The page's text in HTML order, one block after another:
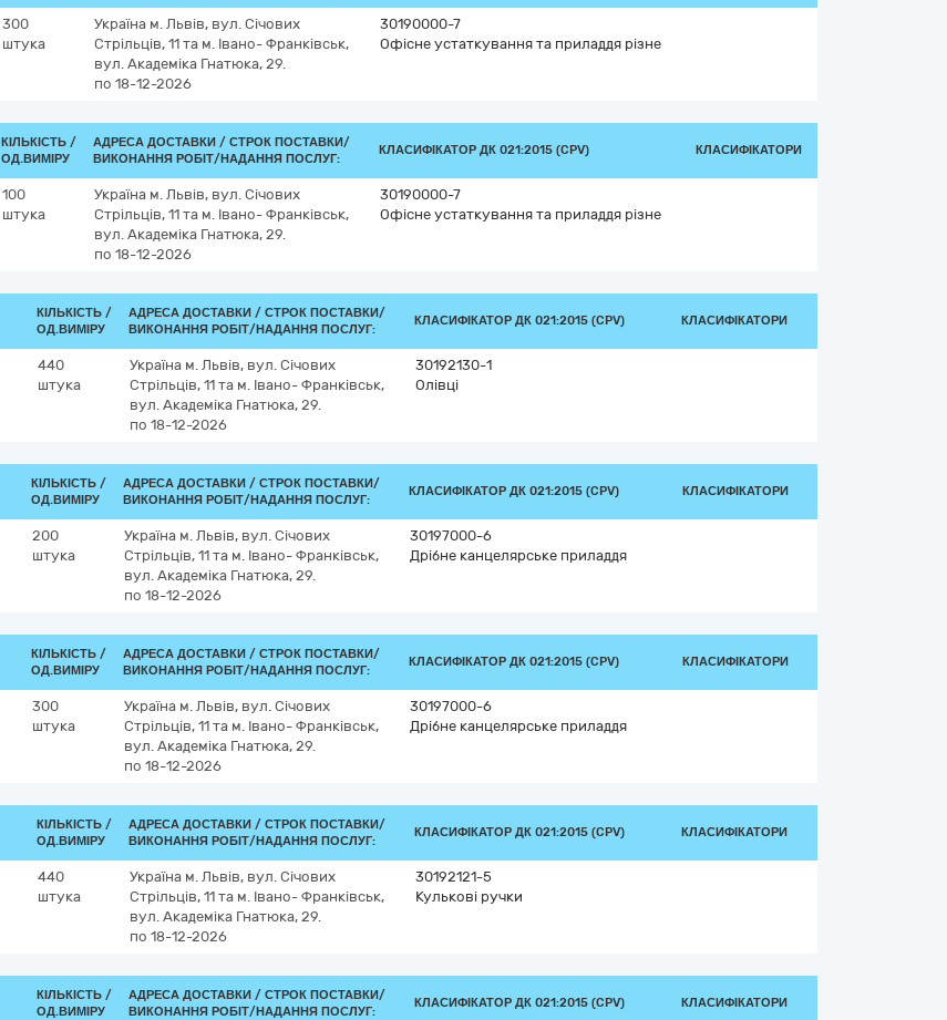
300
штука
Україна м. Львів, вул. Січових
Стрільців, 11 та м. Івано- Франківськ,
вул. Академіка Гнатюка, 29.
по 18-12-2026
30190000-7
Офісне устаткування та приладдя різне
КІЛЬКІСТЬ /
ОД.ВИМІРУ
АДРЕСА ДОСТАВКИ / СТРОК ПОСТАВКИ/
ВИКОНАННЯ РОБІТ/НАДАННЯ ПОСЛУГ:
КЛАСИФІКАТОР ДК 021:2015 (CPV) КЛАСИФІКАТОРИ
100
штука
Україна м. Львів, вул. Січових
Стрільців, 11 та м. Івано- Франківськ,
вул. Академіка Гнатюка, 29.
по 18-12-2026
30190000-7
Офісне устаткування та приладдя різне
КІЛЬКІСТЬ /
ОД.ВИМІРУ
АДРЕСА ДОСТАВКИ / СТРОК ПОСТАВКИ/
ВИКОНАННЯ РОБІТ/НАДАННЯ ПОСЛУГ:
КЛАСИФІКАТОР ДК 021:2015 (CPV) КЛАСИФІКАТОРИ
440
штука
Україна м. Львів, вул. Січових
Стрільців, 11 та м. Івано- Франківськ,
вул. Академіка Гнатюка, 29.
по 18-12-2026
30192130-1
Олівці
КІЛЬКІСТЬ /
ОД.ВИМІРУ
АДРЕСА ДОСТАВКИ / СТРОК ПОСТАВКИ/
ВИКОНАННЯ РОБІТ/НАДАННЯ ПОСЛУГ:
КЛАСИФІКАТОР ДК 021:2015 (CPV) КЛАСИФІКАТОРИ
200
штука
Україна м. Львів, вул. Січових
Стрільців, 11 та м. Івано- Франківськ,
вул. Академіка Гнатюка, 29.
по 18-12-2026
30197000-6
Дрібне канцелярське приладдя
КІЛЬКІСТЬ /
ОД.ВИМІРУ
АДРЕСА ДОСТАВКИ / СТРОК ПОСТАВКИ/
ВИКОНАННЯ РОБІТ/НАДАННЯ ПОСЛУГ:
КЛАСИФІКАТОР ДК 021:2015 (CPV) КЛАСИФІКАТОРИ
300
штука
Україна м. Львів, вул. Січових
Стрільців, 11 та м. Івано- Франківськ,
вул. Академіка Гнатюка, 29.
по 18-12-2026
30197000-6
Дрібне канцелярське приладдя
КІЛЬКІСТЬ /
ОД.ВИМІРУ
АДРЕСА ДОСТАВКИ / СТРОК ПОСТАВКИ/
ВИКОНАННЯ РОБІТ/НАДАННЯ ПОСЛУГ:
КЛАСИФІКАТОР ДК 021:2015 (CPV) КЛАСИФІКАТОРИ
440
штука
Україна м. Львів, вул. Січових
Стрільців, 11 та м. Івано- Франківськ,
вул. Академіка Гнатюка, 29.
по 18-12-2026
30192121-5
Кулькові ручки
КІЛЬКІСТЬ /
ОД.ВИМІРУ
АДРЕСА ДОСТАВКИ / СТРОК ПОСТАВКИ/
ВИКОНАННЯ РОБІТ/НАДАННЯ ПОСЛУГ:
КЛАСИФІКАТОР ДК 021:2015 (CPV) КЛАСИФІКАТОРИ